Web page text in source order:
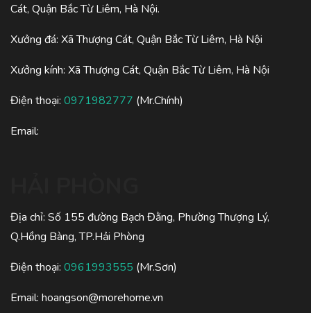
Cát, Quận Bắc Từ Liêm, Hà Nội.
Xưởng đá: Xã Thượng Cát, Quận Bắc Từ Liêm, Hà Nội
Xưởng kính: Xã Thượng Cát, Quận Bắc Từ Liêm, Hà Nội
Điện thoại: 0971982777 (Mr.Chính)
Email:
Địa chỉ: Số 155 đường Bạch Đằng, Phường Thượng Lý,
Q.Hồng Bàng, TP.Hải Phòng
Điện thoại: 0961993555 (Mr.Sơn)
Email: hoangson@morehome.vn